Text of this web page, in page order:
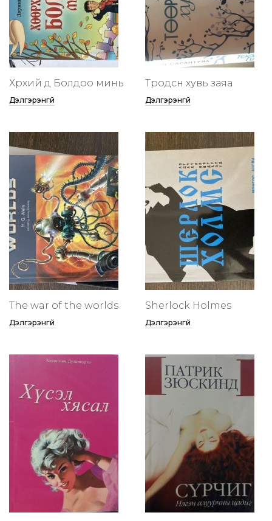
Хөөрхий дөө Болдоо минь
Дэлгэрэнгүй
Төөрөодсөн хувь заяа
Дэлгэрэнгүй
The war of the worlds
Дэлгэрэнгүй
Sherlock Holmes
Дэлгэрэнгүй